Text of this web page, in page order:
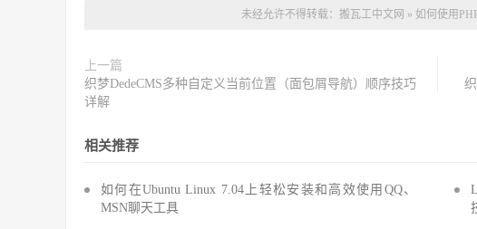
未经允许不得转载： 搬瓦工中文网 » 如何使用
上一篇
织梦DedeCMS多种自定义当前位置（面包屑导航）顺序技巧
详解
相关推荐
如何在Ubuntu Linux 7.04上轻松安装和高效使用QQ、
MSN聊天工具